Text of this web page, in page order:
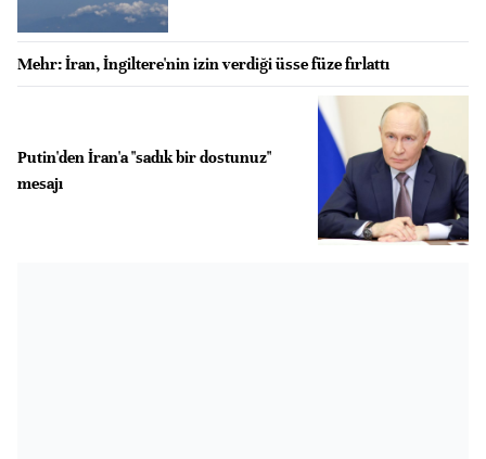
Mehr: İran, İngiltere'nin izin verdiği üsse füze fırlattı
Putin'den İran'a "sadık bir dostunuz"
mesajı